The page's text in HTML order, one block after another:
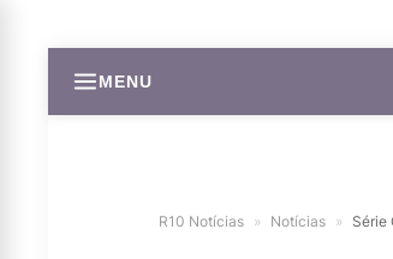
MENU
R10 Notícias » Notícias » Série